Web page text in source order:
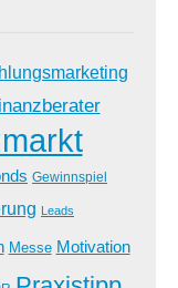
Gewinnspiel
Leads
Messe Motivation